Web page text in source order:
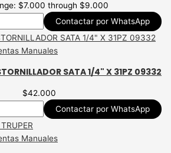
$7.000 through $9.000
Contactar por WhatsApp
Manuales
SATA 1/4" X 31PZ 09332
$42.000
Contactar por WhatsApp
Manuales